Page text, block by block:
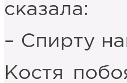
сказала:
– Спирту
Костя